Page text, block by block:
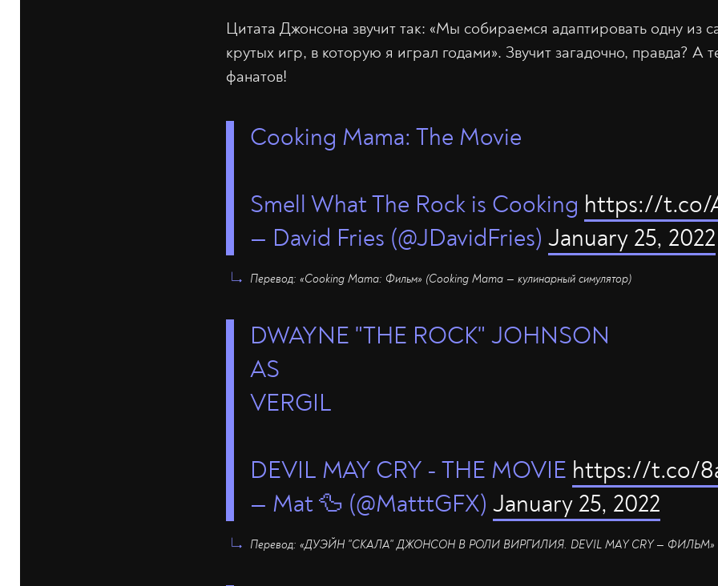
Цитата Джонсона звучит так: «Мы собираемся адаптировать одну из
крутых игр, в которую я играл годами». Звучит загадочно, правда? А
фанатов!
Cooking Mama: The Movie
Smell What The Rock is Cooking https://t.co/
— David Fries (@JDavidFries) January 25, 2022
Перевод: «Cooking Mama: Фильм» (Cooking Mama — кулинарный симулятор)
DWAYNE "THE ROCK" JOHNSON
AS
VERGIL
DEVIL MAY CRY - THE MOVIE https://t.co/
— Mat 🦆 (@MatttGFX) January 25, 2022
Перевод: «ДУЭЙН "СКАЛА" ДЖОНСОН В РОЛИ ВИРГИЛИЯ. DEVIL MAY CRY — ФИЛЬМ»